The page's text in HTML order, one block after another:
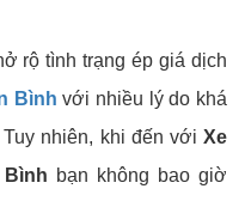
rộ tình trạng ép giá dịch
Bình với nhiều lý do khá
nhiên, khi đến với Xe
Bình bạn không bao giờ